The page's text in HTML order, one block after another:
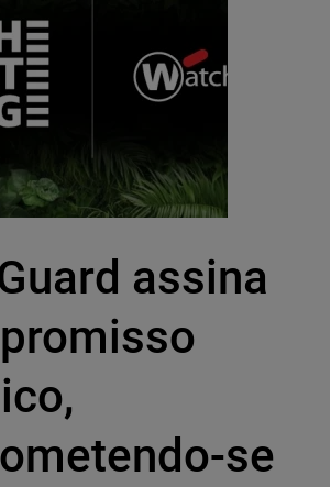
assina
se